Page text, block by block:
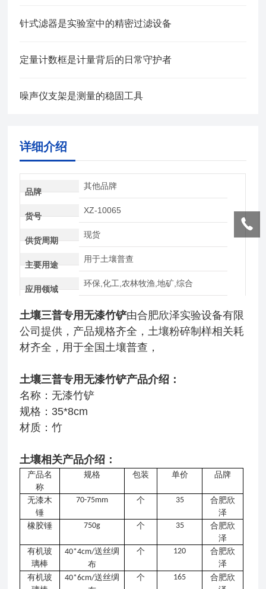
针式滤器是实验室中的精密过滤设备
定量计数框是计量背后的日常守护者
噪声仪支架是测量的稳固工具
详细介绍
品牌
其他品牌
货号
XZ-10065
供货周期
现货
主要用途
用于土壤普查
应用领域
环保,化工,农林牧渔,地矿,综合
土壤三普专用无漆竹铲由合肥欣泽实验设备有限
公司提供，产品规格齐全，土壤粉碎制样相关耗
材齐全，用于全国土壤普查，
土壤三普专用无漆竹铲产品介绍：
名称：无漆竹铲
规格：35*8cm
材质：竹
土壤相关产品介绍：
产品名
称
规格 包装 单价 品牌
无漆木
锤
70-75mm 个 35
合肥欣
泽
橡胶锤
750g 个 35
合肥欣
泽
有机玻
璃棒
40*4cm/送丝绸
布
个 120
合肥欣
泽
有机玻
40*6cm/送丝绸
个 165
合肥欣